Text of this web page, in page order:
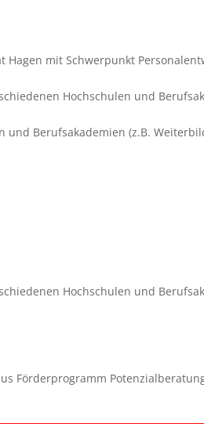
mit Schwerpunkt
Hochschulen und
und Berufsakademien (z.B.
Hochschulen und
Förderprogramm